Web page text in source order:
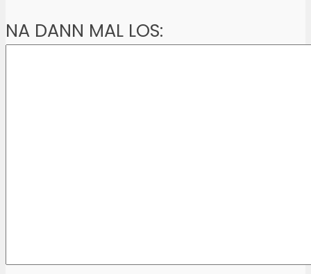
NA DANN MAL LOS: